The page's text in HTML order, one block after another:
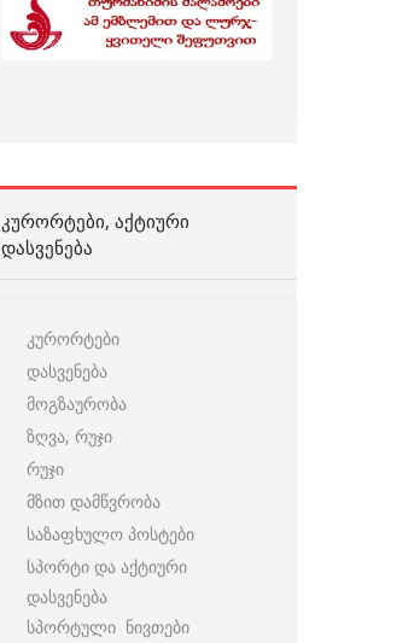
ᲙᲣᲠᲝᲠᲢᲔᲑᲘ, ᲐᲥᲢᲘᲣᲠᲘ
ᲓᲐᲡᲕᲔᲜᲔᲑᲐ
კურორტები
დასვენება
მოგზაურობა
ზღვა, რუჯი
რუჯი
მზით დამწვრობა
საზაფხულო პოსტები
სპორტი და აქტიური
დასვენება
სპორტული ნივთები